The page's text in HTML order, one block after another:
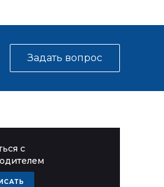
Задать вопрос
с